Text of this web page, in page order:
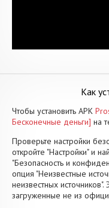
Как
Чтобы установить APK
Бесконечные деньги] на
Проверьте настройки
откройте "Настройки" и
"Безопасность и
опция "Неизвестные
неизвестных источников".
загруженные не из